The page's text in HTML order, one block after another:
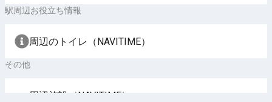
駅周辺お役立ち情報
周辺のトイレ（NAVITIME）
その他
周辺施設（NAVITIME）